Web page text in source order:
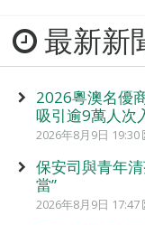
最新新
2026粵澳名優
吸引逾9萬人次
2026年8月9日 19:30
保安司與青年
當”
2026年8月9日 17:47